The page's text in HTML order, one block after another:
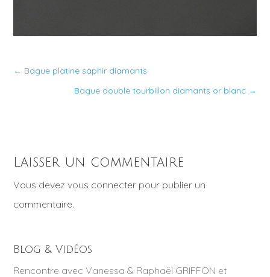
← Bague platine saphir diamants
Bague double tourbillon diamants or blanc →
Laisser un commentaire
Vous devezvous connecter pour publier un
commentaire.
Blog & Vidéos
Rencontre avec Vanessa & Raphaël GRIFFON et